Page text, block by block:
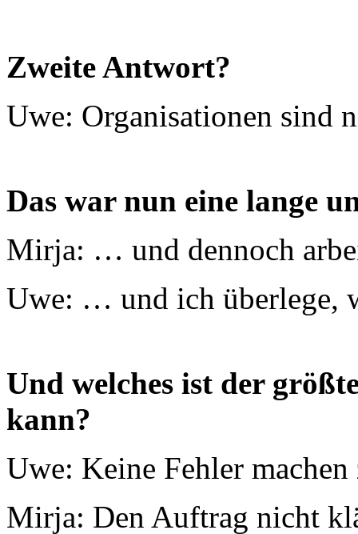
Zweite Antwort?
Uwe: Organisationen sind
Das war nun eine lange
Mirja: … und dennoch
Uwe: … und ich überlege,
Und welches ist der
kann?
Uwe: Keine Fehler
Mirja: Den Auftrag nicht